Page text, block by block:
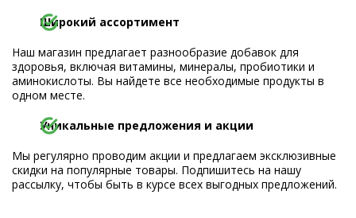
Широкий ассортимент
Наш магазин предлагает разнообразие добавок для
здоровья, включая витамины, минералы, пробиотики и
аминокислоты. Вы найдете все необходимые продукты в
одном месте.
Уникальные предложения и акции
Мы регулярно проводим акции и предлагаем эксклюзивные
скидки на популярные товары. Подпишитесь на нашу
рассылку, чтобы быть в курсе всех выгодных предложений.